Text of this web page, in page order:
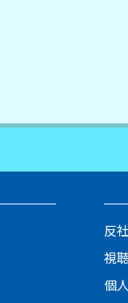
反
視
個